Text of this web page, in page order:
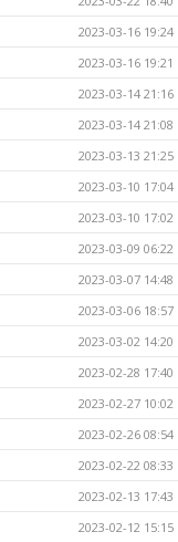
2023-03-16 19:24
2023-03-16 19:21
2023-03-14 21:16
2023-03-14 21:08
2023-03-13 21:25
2023-03-10 17:04
2023-03-10 17:02
2023-03-09 06:22
2023-03-07 14:48
2023-03-06 18:57
2023-03-02 14:20
2023-02-28 17:40
2023-02-27 10:02
2023-02-26 08:54
2023-02-22 08:33
2023-02-13 17:43
2023-02-12 15:15